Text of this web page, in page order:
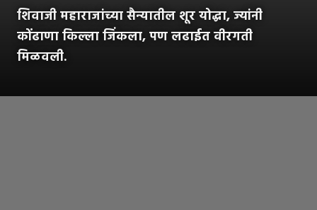
शिवाजी महाराजांच्या सैन्यातील शूर योद्धा, ज्यांनी
कोंढाणा किल्ला जिंकला, पण लढाईत वीरगती
मिळवली.